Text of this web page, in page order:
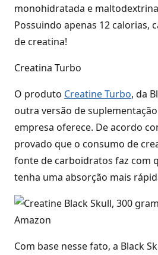
monohidratada e
Possuindo apenas 12 calorias,
de creatina!
Creatina Turbo
O produto Creatine Turbo, da
outra versão de
empresa oferece. De acordo
provado que o consumo de
fonte de carboidratos faz com
tenha uma absorção mais
Com base nesse fato, a Black